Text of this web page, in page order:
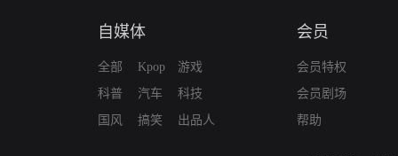
自媒体
全部
科普
国风
Kpop
汽车
搞笑
游戏
科技
出品人
会员
会员特权
会员剧场
帮助